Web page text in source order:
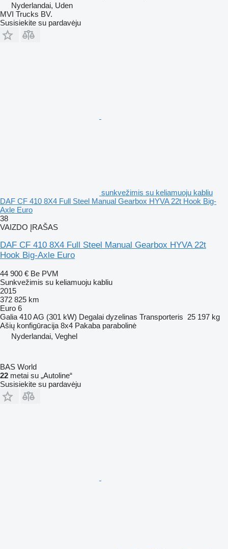
Nyderlandai, Uden
MVI Trucks BV.
Susisiekite su pardavėju
sunkvežimis su keliamuoju kabliu
DAF CF 410 8X4 Full Steel Manual Gearbox HYVA 22t Hook Big-
Axle Euro
38
VAIZDO ĮRAŠAS
DAF CF 410 8X4 Full Steel Manual Gearbox HYVA 22t
Hook Big-Axle Euro
44 900 € Be PVM
Sunkvežimis su keliamuoju kabliu
2015
372 825 km
Euro 6
Galia 410 AG (301 kW) Degalai dyzelinas Transporteris 25 197 kg
Ašių konfigūracija 8x4 Pakaba parabolinė
Nyderlandai, Veghel
BAS World
22 metai su „Autoline“
Susisiekite su pardavėju